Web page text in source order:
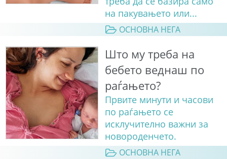
на пакувањето или...
ОСНОВНА НЕГА
Што му треба на
бебето веднаш по
раѓањето?
Првите минути и часови
по раѓањето се
исклучително важни за
новороденчето.
ОСНОВНА НЕГА